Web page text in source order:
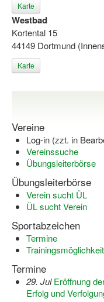
Karte
Westbad
Kortental 15
44149 Dortmund
Karte
Vereine
Log-in (zzt. in
Vereinssuche
Übungsleiterbörse
Übungsleiterbörse
Verein sucht ÜL
ÜL sucht Verein
Sportabzeichen
Termine
Termine
29. Jul Eröffnung
Erfolg und